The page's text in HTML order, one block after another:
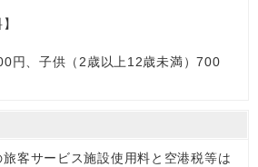
円、子供（2歳以上12歳未満）700
客サービス施設使用料と空港税等は